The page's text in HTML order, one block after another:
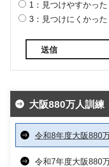
1：見つけやすかった
3：見つけにくかった
大阪880万人訓練
令和8年度大阪880
令和7年度大阪880